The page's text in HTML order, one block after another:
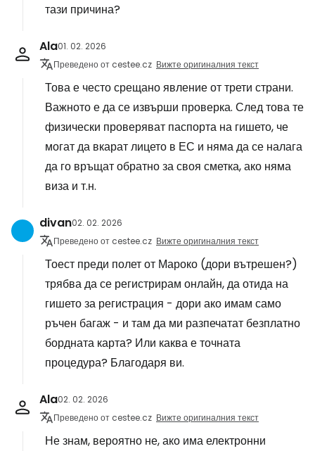
тази причина?
Ala01. 02. 2026
Преведено от cestee.cz Вижте оригиналния текст
Това е често срещано явление от трети страни.
Важното е да се извърши проверка. След това те
физически проверяват паспорта на гишето, че
могат да вкарат лицето в ЕС и няма да се налага
да го връщат обратно за своя сметка, ако няма
виза и т.н.
divan02. 02. 2026
Преведено от cestee.cz Вижте оригиналния текст
Тоест преди полет от Мароко (дори вътрешен?)
трябва да се регистрирам онлайн, да отида на
гишето за регистрация - дори ако имам само
ръчен багаж - и там да ми разпечатат безплатно
бордната карта? Или каква е точната
процедура? Благодаря ви.
Ala02. 02. 2026
Преведено от cestee.cz Вижте оригиналния текст
Не знам, вероятно не, ако има електронни